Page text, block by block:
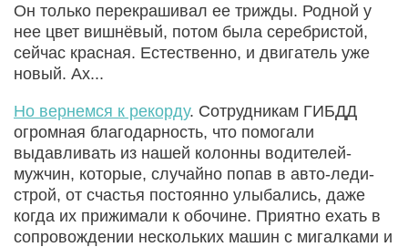
Он только перекрашивал ее трижды. Родной у
нее цвет вишнёвый, потом была серебристой,
сейчас красная. Естественно, и двигатель уже
новый. Ах...
Но вернемся к рекорду. Сотрудникам ГИБДД
огромная благодарность, что помогали
выдавливать из нашей колонны водителей-
мужчин, которые, случайно попав в авто-леди-
строй, от счастья постоянно улыбались, даже
когда их прижимали к обочине. Приятно ехать в
сопровождении нескольких машин с мигалками и